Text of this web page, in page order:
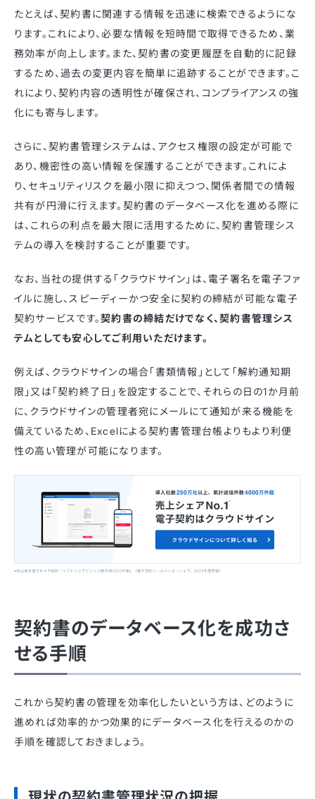
たとえば、契約書に関連する情報を迅速に検索できるようにな
ります。これにより、必要な情報を短時間で取得できるため、業
務効率が向上します。また、契約書の変更履歴を自動的に記録
するため、過去の変更内容を簡単に追跡することができます。こ
れにより、契約内容の透明性が確保され、コンプライアンスの強
化にも寄与します。
さらに、契約書管理システムは、アクセス権限の設定が可能で
あり、機密性の高い情報を保護することができます。これによ
り、セキュリティリスクを最小限に抑えつつ、関係者間での情報
共有が円滑に行えます。契約書のデータベース化を進める際に
は、これらの利点を最大限に活用するために、契約書管理シス
テムの導入を検討することが重要です。
なお、当社の提供する「クラウドサイン」は、電子署名を電子ファ
イルに施し、スピーディーかつ安全に契約の締結が可能な電子
契約サービスです。契約書の締結だけでなく、契約書管理シス
テムとしても安心してご利用いただけます。
例えば、クラウドサインの場合「書類情報」として「解約通知期
限」又は「契約終了日」を設定することで、それらの日の1か月前
に、クラウドサインの管理者宛にメールにて通知が来る機能を
備えているため、Excelによる契約書管理台帳よりもより利便
性の高い管理が可能になります。
契約書のデータベース化を成功さ
せる手順
これから契約書の管理を効率化したいという方は、どのように
進めれば効率的かつ効果的にデータベース化を行えるのかの
手順を確認しておきましょう。